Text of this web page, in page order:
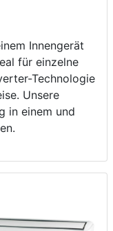
Innengerät
für einzelne
Technologie
Unsere
in einem und